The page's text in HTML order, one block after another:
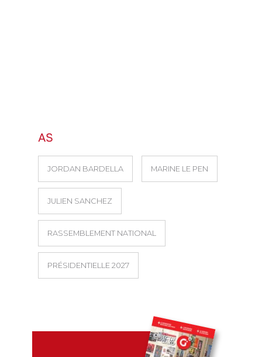
AS
JORDAN BARDELLA MARINE LE PEN
JULIEN SANCHEZ
RASSEMBLEMENT NATIONAL
PRÉSIDENTIELLE 2027